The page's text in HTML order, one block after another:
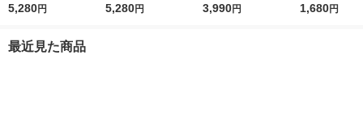
cm ブラウン 日本製 1
5,280円
ボン 60×252cm グレ
5,280円
ョン ５５×４０×２０
3,990円
0cm 1セット
1,680円
最近見た商品